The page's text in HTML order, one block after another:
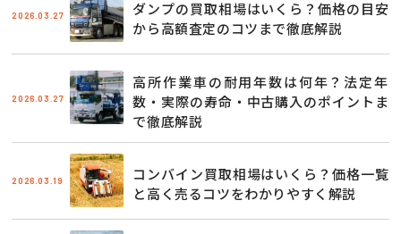
2026.03.27
ダンプの買取相場はいくら？価格の目安
から高額査定のコツまで徹底解説
2026.03.27
高所作業車の耐用年数は何年？法定年
数・実際の寿命・中古購入のポイントま
で徹底解説
2026.03.19
コンバイン買取相場はいくら？価格一覧
と高く売るコツをわかりやすく解説